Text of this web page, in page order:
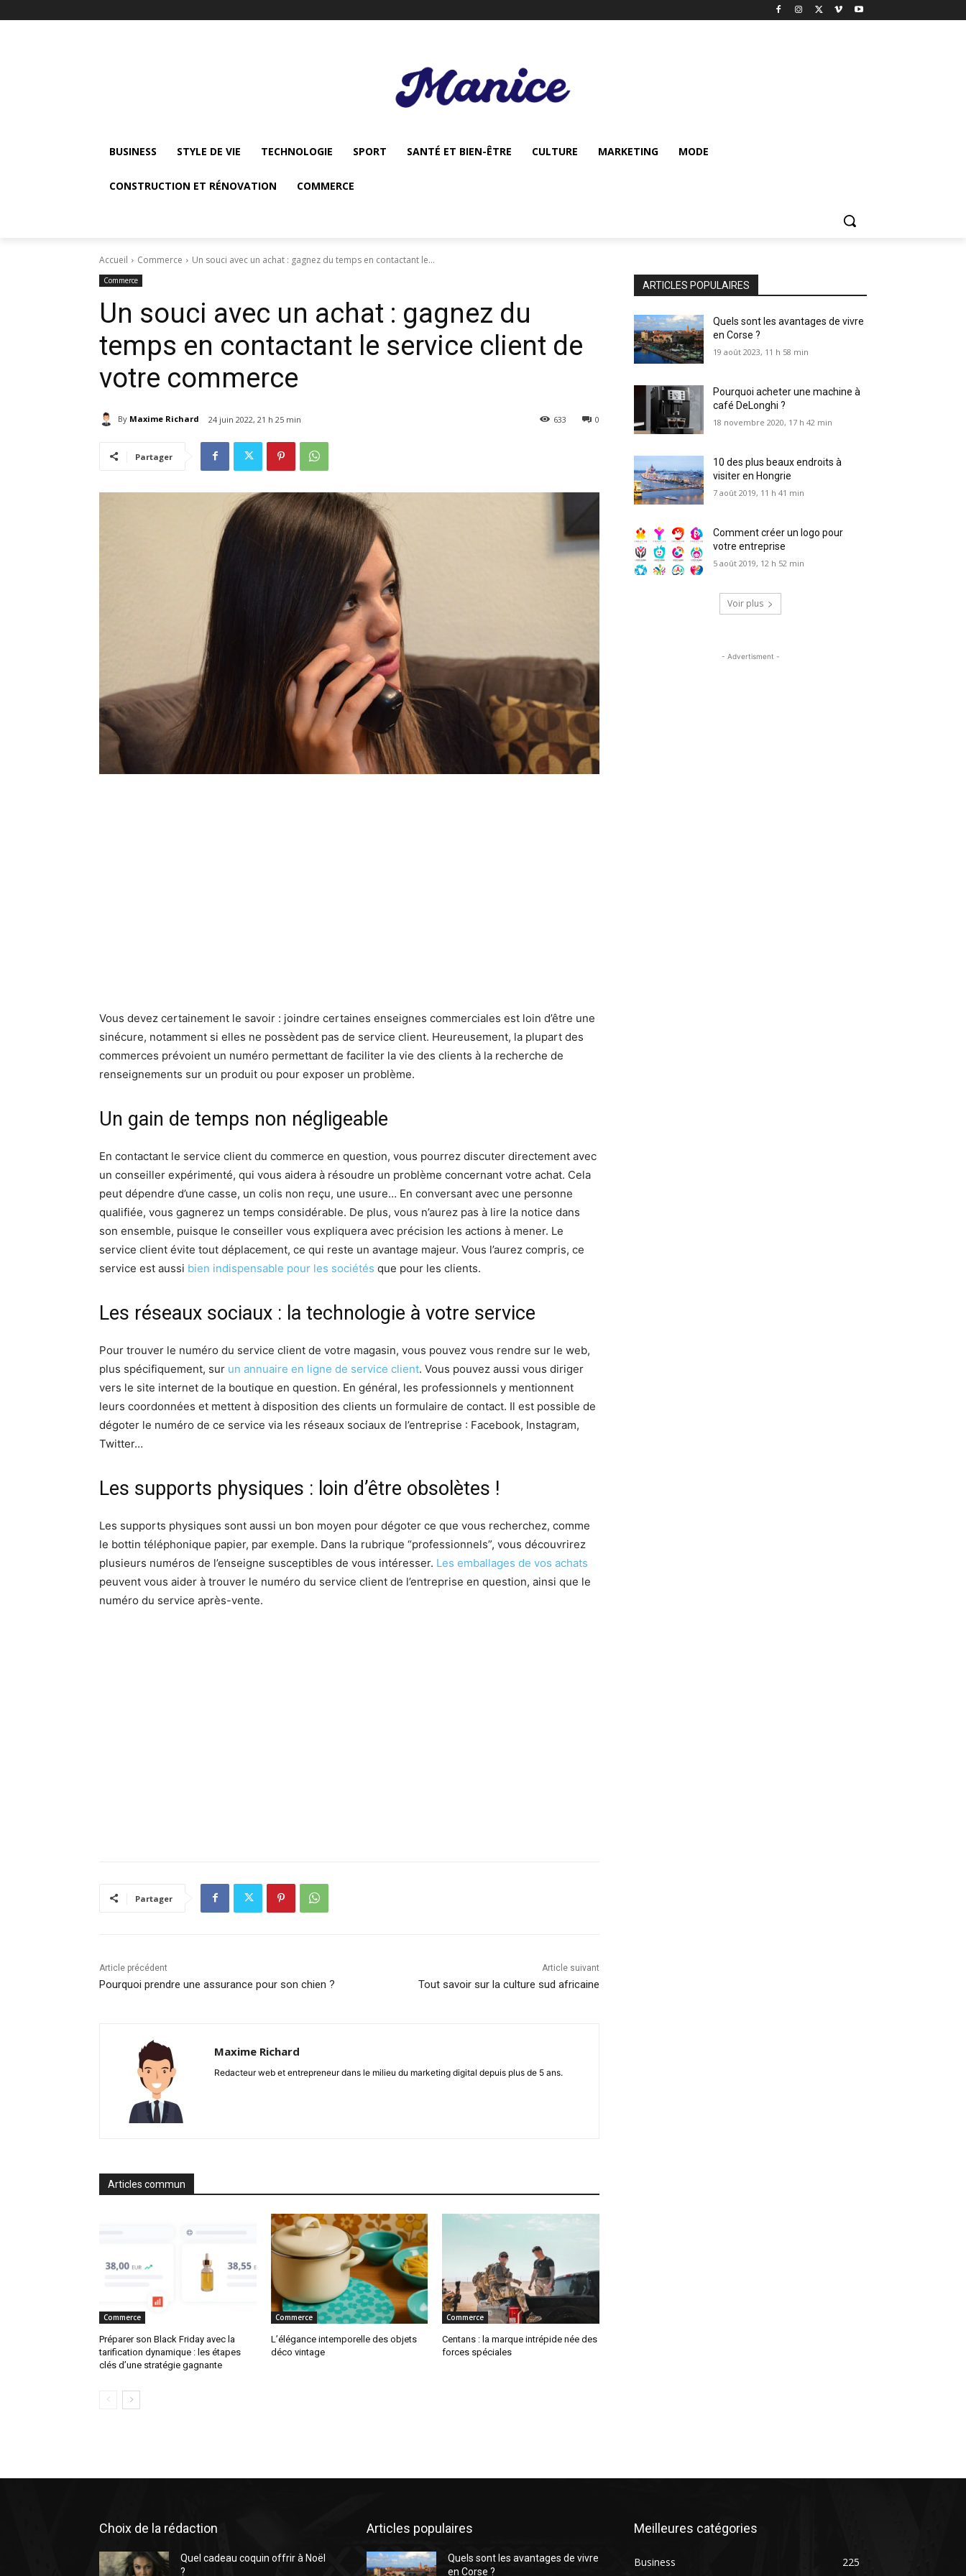
BUSINESS STYLE DE VIE TECHNOLOGIE SPORT SANTÉ ET BIEN-ÊTRE CULTURE MARKETING MODE
CONSTRUCTION ET RÉNOVATION COMMERCE
Accueil Commerce Un souci avec un achat : gagnez du temps en contactant le...
Commerce
Un souci avec un achat : gagnez du
temps en contactant le service client de
votre commerce
By Maxime Richard 24 juin 2022, 21 h 25 min 0
633
Partager
Vous devez certainement le savoir : joindre certaines enseignes commerciales est loin d’être une
sinécure, notamment si elles ne possèdent pas de service client. Heureusement, la plupart des
commerces prévoient un numéro permettant de faciliter la vie des clients à la recherche de
renseignements sur un produit ou pour exposer un problème.
Un gain de temps non négligeable
En contactant le service client du commerce en question, vous pourrez discuter directement avec
un conseiller expérimenté, qui vous aidera à résoudre un problème concernant votre achat. Cela
peut dépendre d’une casse, un colis non reçu, une usure… En conversant avec une personne
qualifiée, vous gagnerez un temps considérable. De plus, vous n’aurez pas à lire la notice dans
son ensemble, puisque le conseiller vous expliquera avec précision les actions à mener. Le
service client évite tout déplacement, ce qui reste un avantage majeur. Vous l’aurez compris, ce
service est aussi bien indispensable pour les sociétés que pour les clients.
Les réseaux sociaux : la technologie à votre service
Pour trouver le numéro du service client de votre magasin, vous pouvez vous rendre sur le web,
plus spécifiquement, sur un annuaire en ligne de service client. Vous pouvez aussi vous diriger
vers le site internet de la boutique en question. En général, les professionnels y mentionnent
leurs coordonnées et mettent à disposition des clients un formulaire de contact. Il est possible de
dégoter le numéro de ce service via les réseaux sociaux de l’entreprise : Facebook, Instagram,
Twitter…
Les supports physiques : loin d’être obsolètes !
Les supports physiques sont aussi un bon moyen pour dégoter ce que vous recherchez, comme
le bottin téléphonique papier, par exemple. Dans la rubrique “professionnels”, vous découvrirez
plusieurs numéros de l’enseigne susceptibles de vous intéresser. Les emballages de vos achats
peuvent vous aider à trouver le numéro du service client de l’entreprise en question, ainsi que le
numéro du service après-vente.
Partager
Article précédent
Pourquoi prendre une assurance pour son chien ?
Article suivant
Tout savoir sur la culture sud africaine
Maxime Richard
Redacteur web et entrepreneur dans le milieu du marketing digital depuis plus de 5 ans.
Articles commun
Commerce
Préparer son Black Friday avec la
tarification dynamique : les étapes
clés d’une stratégie gagnante
Commerce
L’élégance intemporelle des objets
déco vintage
Commerce
Centans : la marque intrépide née des
forces spéciales
ARTICLES POPULAIRES
Quels sont les avantages de vivre
en Corse ?
19 août 2023, 11 h 58 min
Pourquoi acheter une machine à
café DeLonghi ?
18 novembre 2020, 17 h 42 min
10 des plus beaux endroits à
visiter en Hongrie
7 août 2019, 11 h 41 min
Comment créer un logo pour
votre entreprise
5 août 2019, 12 h 52 min
Voir plus
- Advertisment -
Choix de la rédaction
Quel cadeau coquin offrir à Noël
?
Articles populaires
Quels sont les avantages de vivre
en Corse ?
Meilleures catégories
Business 225